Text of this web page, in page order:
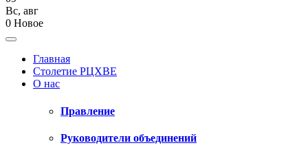
Вс, авг
0 Новое
Главная
Столетие РЦХВЕ
О нас
Правление
Руководители объединений